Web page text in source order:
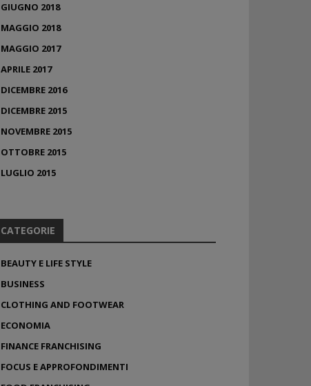
GIUGNO 2018
MAGGIO 2018
MAGGIO 2017
APRILE 2017
DICEMBRE 2016
DICEMBRE 2015
NOVEMBRE 2015
OTTOBRE 2015
LUGLIO 2015
CATEGORIE
BEAUTY E LIFE STYLE
BUSINESS
CLOTHING AND FOOTWEAR
ECONOMIA
FINANCE FRANCHISING
FOCUS E APPROFONDIMENTI